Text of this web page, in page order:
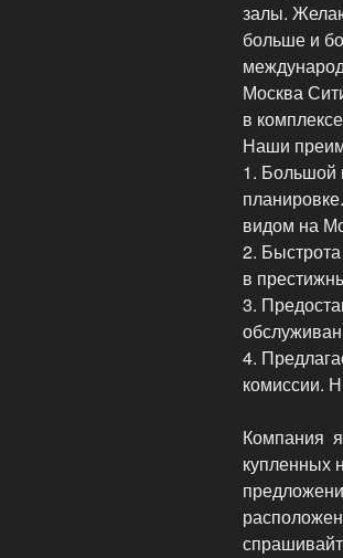
залы.
больше и
Москва
в
Наши
1. Большой
видом на
2.
в
3.
4.
комиссии.
Компания
купленных